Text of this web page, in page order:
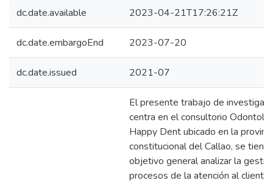
dc.date.available 2023-04-21T17:26:21Z
dc.date.embargoEnd 2023-07-20
dc.date.issued 2021-07
El presente trabajo de
centra en el consultorio
Happy Dent ubicado en la
constitucional del Callao, se tiene
objetivo general analizar la
procesos de la atención al cliente